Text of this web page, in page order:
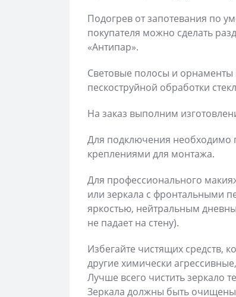
Подогрев от запотевания по
покупателя можно сделать
«Антипар».
Световые полосы и
пескоструйной обработки
На заказ выполним
Для подключения необходимо
креплениями для монтажа.
Для профессионального
или зеркала с фронтальными
яркостью, нейтральным
не падает на стену).
Избегайте чистящих средств,
другие химически
Лучше всего чистить зеркало
Зеркала должны быть